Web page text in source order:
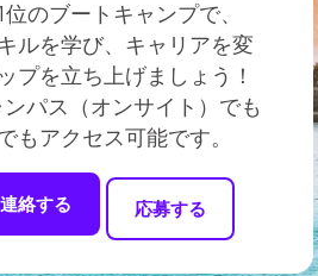
のブートキャンプで、
ルを学び、キャリアを変
プを立ち上げましょう！
パス（オンサイト）でも
もアクセス可能です。
絡する 応募する